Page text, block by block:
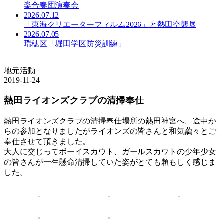
楽合奏団演奏会
2026.07.12
「東海クリエーターフィルム2026」と熱田空襲展
2026.07.05
瑞穂区「堀田学区防災訓練」
地元活動
2019-11-24
熱田ライオンズクラブの清掃奉仕
熱田ライオンズクラブの清掃奉仕場所の熱田神宮へ。途中か
らの参加となりましたがライオンズの皆さんと和気藹々とご
奉仕させて頂きました。
大人に交じってボーイスカウト、ガールスカウトの少年少女
の皆さんが一生懸命清掃していた姿がとても頼もしく感じま
した。